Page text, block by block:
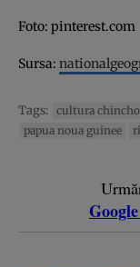
Foto: pinterest.com
Sursa:
Tags: cultura
papua noua guinee